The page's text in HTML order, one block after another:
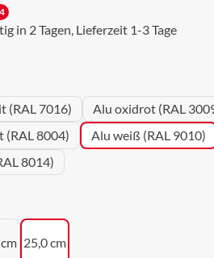
in 2 Tagen, Lieferzeit 1-3 Tage
(RAL 7016)
Alu oxidrot (RAL
(RAL 8004)
Alu weiß (RAL 9010)
8014)
25,0 cm